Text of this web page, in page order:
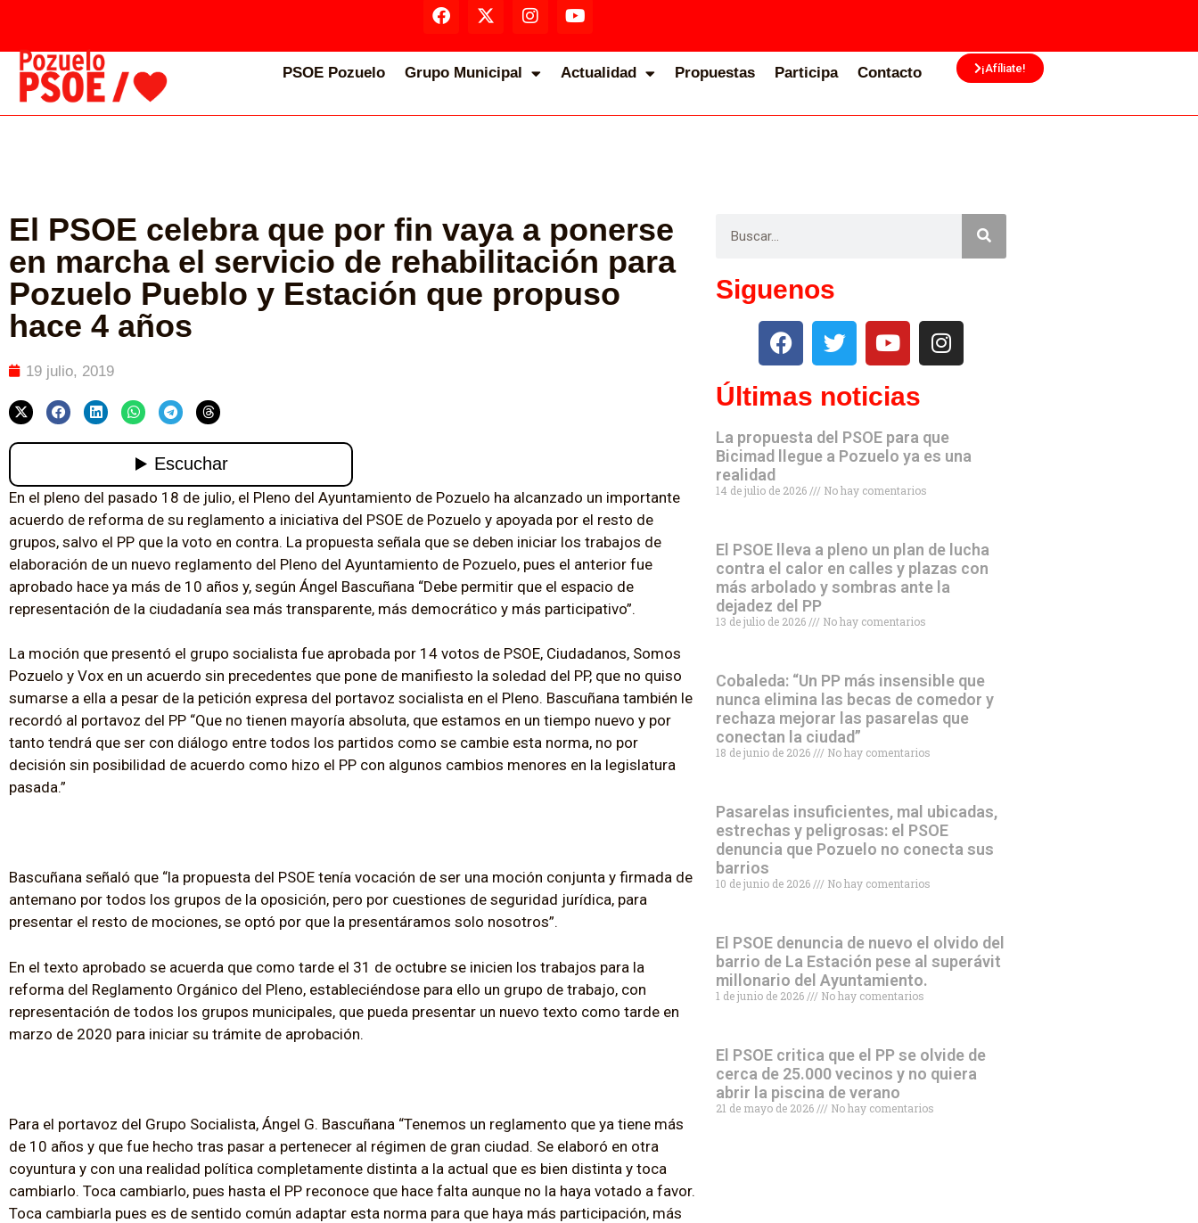
PSOE Pozuelo Grupo Municipal Actualidad Propuestas Participa Contacto ¡Afíliate!
El PSOE celebra que por fin vaya a ponerse
en marcha el servicio de rehabilitación para
Pozuelo Pueblo y Estación que propuso
hace 4 años
19 julio, 2019
En el pleno del pasado 18 de julio, el Pleno del Ayuntamiento de Pozuelo ha alcanzado un importante
acuerdo de reforma de su reglamento a iniciativa del PSOE de Pozuelo y apoyada por el resto de
grupos, salvo el PP que la voto en contra. La propuesta señala que se deben iniciar los trabajos de
elaboración de un nuevo reglamento del Pleno del Ayuntamiento de Pozuelo, pues el anterior fue
aprobado hace ya más de 10 años y, según Ángel Bascuñana “Debe permitir que el espacio de
representación de la ciudadanía sea más transparente, más democrático y más participativo”.
La moción que presentó el grupo socialista fue aprobada por 14 votos de PSOE, Ciudadanos, Somos
Pozuelo y Vox en un acuerdo sin precedentes que pone de manifiesto la soledad del PP, que no quiso
sumarse a ella a pesar de la petición expresa del portavoz socialista en el Pleno. Bascuñana también le
recordó al portavoz del PP “Que no tienen mayoría absoluta, que estamos en un tiempo nuevo y por
tanto tendrá que ser con diálogo entre todos los partidos como se cambie esta norma, no por
decisión sin posibilidad de acuerdo como hizo el PP con algunos cambios menores en la legislatura
pasada.”
Bascuñana señaló que “la propuesta del PSOE tenía vocación de ser una moción conjunta y firmada de
antemano por todos los grupos de la oposición, pero por cuestiones de seguridad jurídica, para
presentar el resto de mociones, se optó por que la presentáramos solo nosotros”.
En el texto aprobado se acuerda que como tarde el 31 de octubre se inicien los trabajos para la
reforma del Reglamento Orgánico del Pleno, estableciéndose para ello un grupo de trabajo, con
representación de todos los grupos municipales, que pueda presentar un nuevo texto como tarde en
marzo de 2020 para iniciar su trámite de aprobación.
Para el portavoz del Grupo Socialista, Ángel G. Bascuñana “Tenemos un reglamento que ya tiene más
de 10 años y que fue hecho tras pasar a pertenecer al régimen de gran ciudad. Se elaboró en otra
coyuntura y con una realidad política completamente distinta a la actual que es bien distinta y toca
cambiarlo. Toca cambiarlo, pues hasta el PP reconoce que hace falta aunque no la haya votado a favor.
Toca cambiarla pues es de sentido común adaptar esta norma para que haya más participación, más
Siguenos
Últimas noticias
La propuesta del PSOE para que
Bicimad llegue a Pozuelo ya es una
realidad
14 de julio de 2026 No hay comentarios
El PSOE lleva a pleno un plan de lucha
contra el calor en calles y plazas con
más arbolado y sombras ante la
dejadez del PP
13 de julio de 2026 No hay comentarios
Cobaleda: “Un PP más insensible que
nunca elimina las becas de comedor y
rechaza mejorar las pasarelas que
conectan la ciudad”
18 de junio de 2026 No hay comentarios
Pasarelas insuficientes, mal ubicadas,
estrechas y peligrosas: el PSOE
denuncia que Pozuelo no conecta sus
barrios
10 de junio de 2026 No hay comentarios
El PSOE denuncia de nuevo el olvido del
barrio de La Estación pese al superávit
millonario del Ayuntamiento.
1 de junio de 2026 No hay comentarios
El PSOE critica que el PP se olvide de
cerca de 25.000 vecinos y no quiera
abrir la piscina de verano
21 de mayo de 2026 No hay comentarios